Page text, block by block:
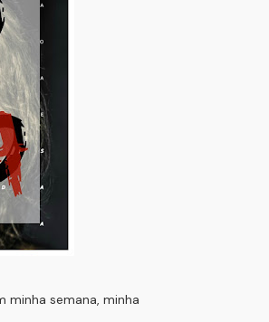
semana, minha